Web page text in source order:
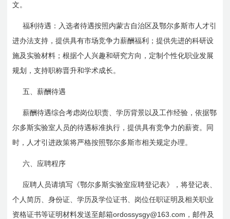
文。
福利待遇：入选者待遇按照内蒙古自治区及鄂尔多斯市人才引
进办法支持，提供具有市场竞争力薪酬福利；提供先进的科研设
施及实验材料；根据个人兴趣和研究方向，定制个性化职业发展
规划，支持职称晋升和学术成长。
五、薪酬待遇
薪酬待遇综合考虑岗位职责、学历背景以及工作经验，依据鄂
尔多斯实验室人员的待遇标准执行，提供具有竞争力的薪资。同
时，人才引进政策将严格按照鄂尔多斯市相关规定办理。
六、应聘程序
应聘人员请填写《鄂尔多斯实验室应聘登记表》，将登记表、
个人简历、身份证、学历及学位证书、岗位任职证明及相关职业
资格证书等证明材料发送至邮箱ordossysgy@163.com ， 邮件及